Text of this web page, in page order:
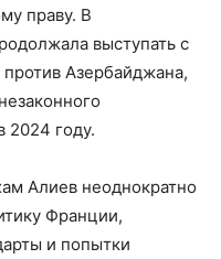
праву. В
выступать с
Азербайджана,
2024 году.
Алиев неоднократно
Франции,
и попытки